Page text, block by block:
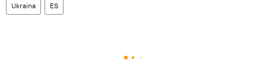
Ukraina ES